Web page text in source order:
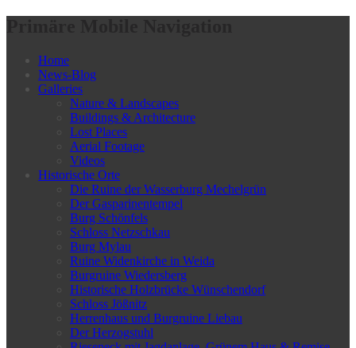
Home
News-Blog
Galleries
Nature & Landscapes
Buildings & Architecture
Lost Places
Aerial Footage
Videos
Historische Orte
Die Ruine der Wasserburg Mechelgrün
Der Gasparinentempel
Burg Schönfels
Schloss Netzschkau
Burg Mylau
Ruine Widenkirche in Weida
Burgruine Wiedersberg
Historische Holzbrücke Wünschendorf
Schloss Jößnitz
Herrenhaus und Burgruine Liebau
Der Herzogstuhl